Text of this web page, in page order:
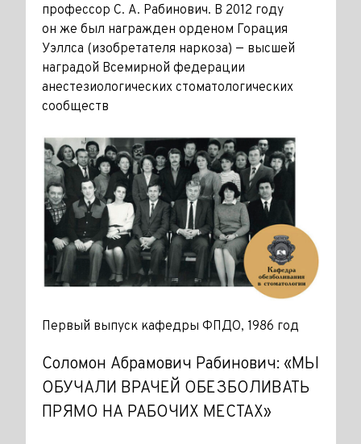
профессор С. А. Рабинович. В 2012 году
он же был награжден орденом Горация
Уэллса (изобретателя наркоза) — высшей
наградой Всемирной федерации
анестезиологических стоматологических
сообществ
Первый выпуск кафедры ФПДО, 1986 год
Соломон Абрамович Рабинович: «МЫ
ОБУЧАЛИ ВРАЧЕЙ ОБЕЗБОЛИВАТЬ
ПРЯМО НА РАБОЧИХ МЕСТАХ»